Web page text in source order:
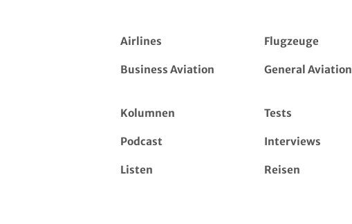
Airlines Flugzeuge
Business Aviation General Aviation
Kolumnen Tests
Podcast Interviews
Listen Reisen